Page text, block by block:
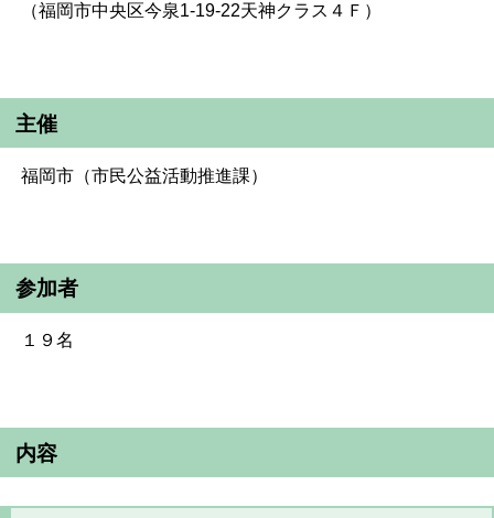
（福岡市中央区今泉1-19-22天神クラス４Ｆ）
主催
福岡市（市民公益活動推進課）
参加者
１９名
内容